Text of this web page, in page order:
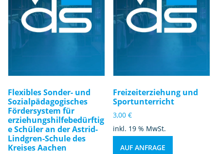
Flexibles Sonder- und
Sozialpädagogisches
Fördersystem für
erziehungshilfebedürftig
e Schüler an der Astrid-
Lindgren-Schule des
Kreises Aachen
Freizeiterziehung und
Sportunterricht
3,00€
inkl. 19 % MwSt.
AUF ANFRAGE